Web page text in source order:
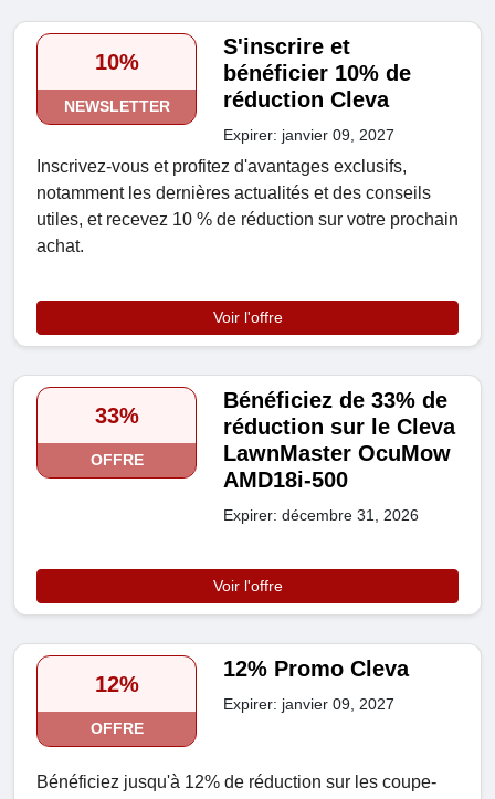
10%
NEWSLETTER
S'inscrire et
bénéficier 10% de
réduction Cleva
Expirer: janvier 09, 2027
Inscrivez-vous et profitez d'avantages exclusifs,
notamment les dernières actualités et des conseils
utiles, et recevez 10 % de réduction sur votre prochain
achat.
Voir l'offre
33%
OFFRE
Bénéficiez de 33% de
réduction sur le Cleva
LawnMaster OcuMow
AMD18i-500
Expirer: décembre 31, 2026
Voir l'offre
12%
OFFRE
12% Promo Cleva
Expirer: janvier 09, 2027
Bénéficiez jusqu'à 12% de réduction sur les coupe-